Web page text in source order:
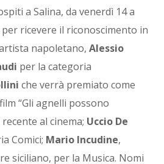
a Salina, da venerdì 14 a
ricevere il riconoscimento in
napoletano,Alessio
per la categoria
che verrà premiato come
“Gli agnelli possono
al cinema; Uccio De
Comici; Mario Incudine,
siciliano, per la Musica. Nomi